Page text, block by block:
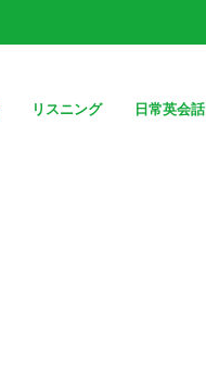
リスニング 日常英会話